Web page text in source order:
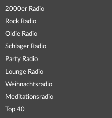
2000er Radio
Rock Radio
Oldie Radio
Schlager Radio
Party Radio
Lounge Radio
Weihnachtsradio
Meditationsradio
Top 40